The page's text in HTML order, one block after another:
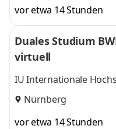
vor etwa 14 Stunden
Duales Studium
virtuell
IU Internationale
Nürnberg
vor etwa 14 Stunden